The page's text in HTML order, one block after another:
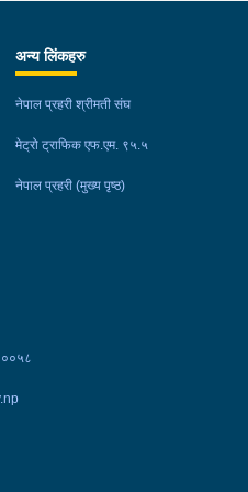
मूल्य रु.२५,६००।– बराबरको
अवस्थामा फेला पारी
छलि गरी ल्याएका अन्दाजी मूल्य
माछा लगायतका सामानहरु
नियन्त्रणमा लिएको छ ।
अन्य लिंकहरु
नेपाल प्रहरी श्रीमती संघ
मेट्रो ट्राफिक एफ.एम. ९५.५
नेपाल प्रहरी (मुख्य पृष्ठ)